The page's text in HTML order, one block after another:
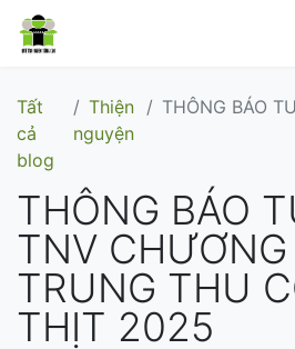
Tất
cả
blog
Thiện
nguyện
THÔNG BÁO TUYỂN TNV
THÔNG BÁO
TNV
TRUNG THU
THỊT 2025